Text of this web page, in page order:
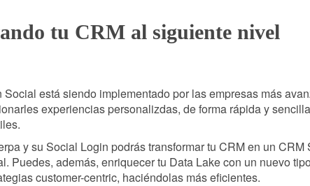
tu CRM al siguiente nivel
Social está siendo implementado por las empresas más
experiencias personalizdas, de forma rápida y
y su Social Login podrás transformar tu CRM en un
Puedes, además, enriquecer tu Data Lake con un nuevo
customer-centric, haciéndolas más eficientes.